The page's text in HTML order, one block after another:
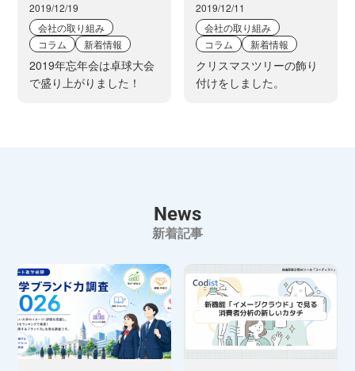
2019/12/19
会社の取り組み
コラム
新着情報
2019年忘年会は卓球大会
で盛り上がりました！
2019/12/11
会社の取り組み
コラム
新着情報
クリスマスツリーの飾り
付けをしました。
News
新着記事